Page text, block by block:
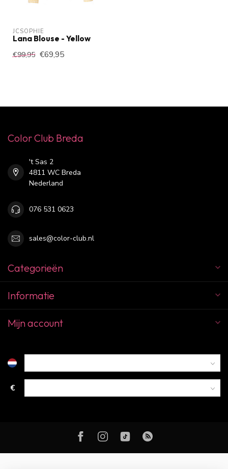
JCSOPHIE
Lana Blouse - Yellow
€99,95 €69,95
Color Club Breda
't Sas 2
4811 WC Breda
Nederland
076 531 0623
sales@color-club.nl
Categorieën
Informatie
Mijn account
€